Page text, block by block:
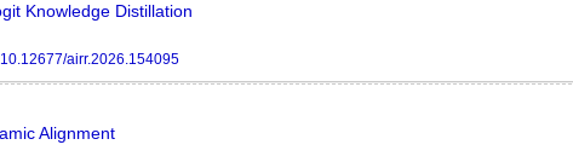
Knowledge Distillation
10.12677/airr.2026.154095
Alignment